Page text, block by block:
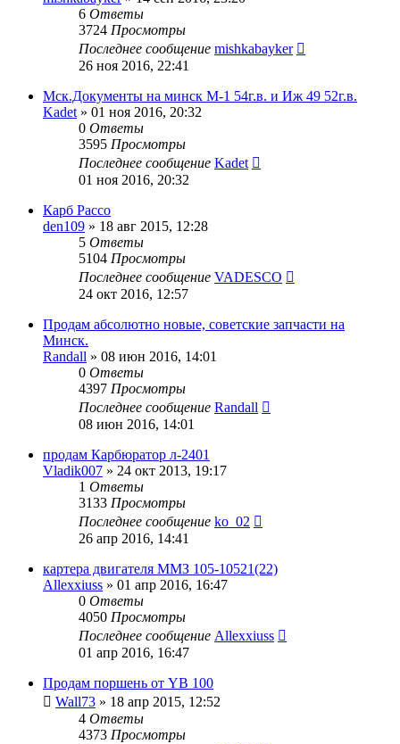
6 Ответы
3724 Просмотры
Последнее сообщение mishkabayker
26 ноя 2016, 22:41
Мск.Документы на минск М-1 54г.в. и Иж 49 52г.в.
Kadet » 01 ноя 2016, 20:32
0 Ответы
3595 Просмотры
Последнее сообщение Kadet
01 ноя 2016, 20:32
Карб Pacco
den109 » 18 авг 2015, 12:28
5 Ответы
5104 Просмотры
Последнее сообщение VADESCO
24 окт 2016, 12:57
Продам абсолютно новые, советские запчасти на
Минск.
Randall » 08 июн 2016, 14:01
0 Ответы
4397 Просмотры
Последнее сообщение Randall
08 июн 2016, 14:01
продам Карбюратор л-2401
Vladik007 » 24 окт 2013, 19:17
1 Ответы
3133 Просмотры
Последнее сообщение ko_02
26 апр 2016, 14:41
картера двигателя ММЗ 105-10521(22)
Allexxiuss » 01 апр 2016, 16:47
0 Ответы
4050 Просмотры
Последнее сообщение Allexxiuss
01 апр 2016, 16:47
Продам поршень от YB 100
Wall73 » 18 апр 2015, 12:52
4 Ответы
4373 Просмотры